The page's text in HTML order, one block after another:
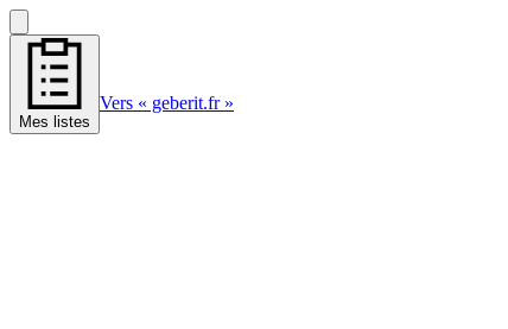
Mes listes
Vers « geberit.fr »